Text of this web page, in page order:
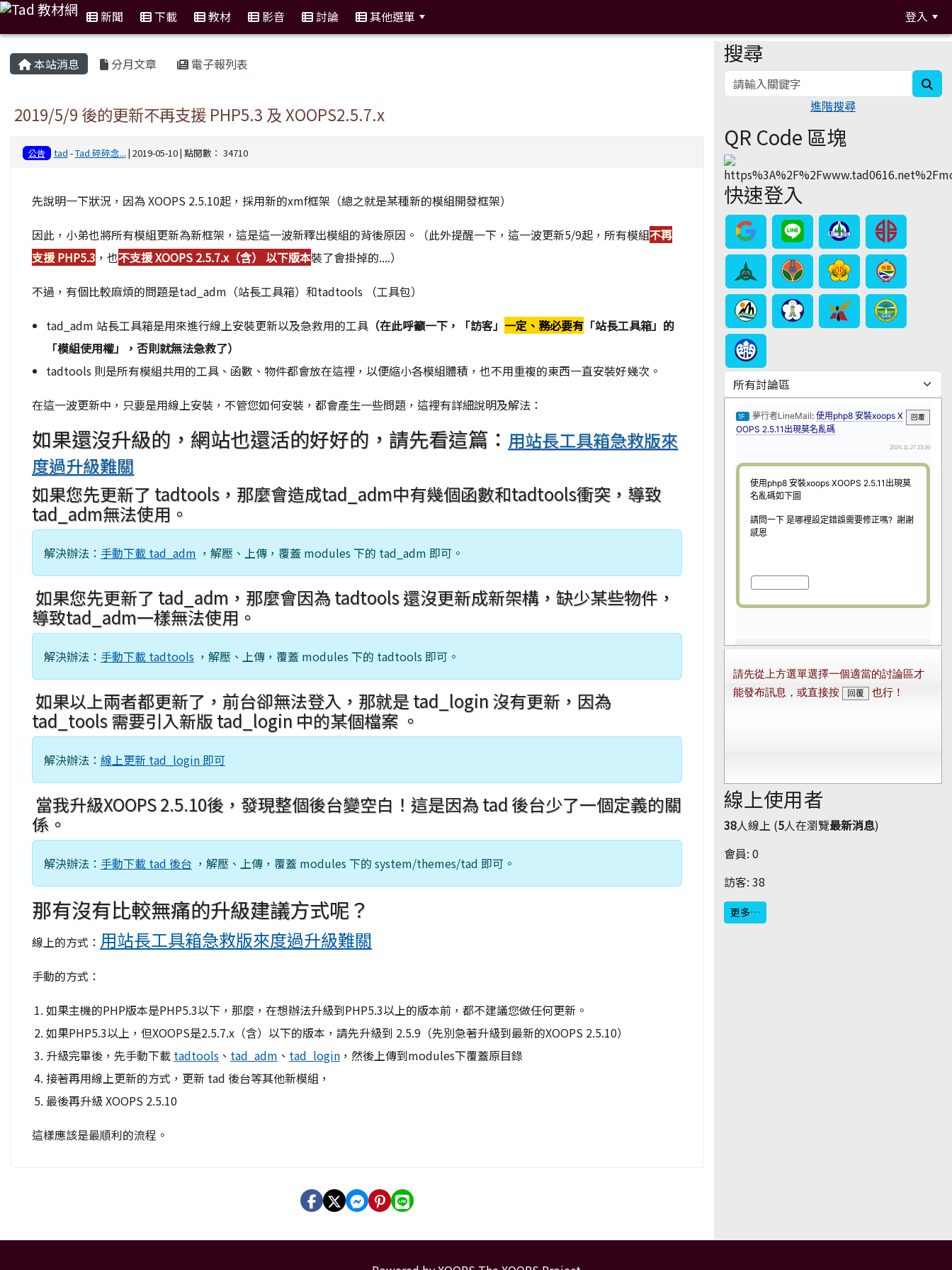
新聞 下載 教材 影音 討論 其他選單 登入
本站消息 分月文章 電子報列表
2019/5/9 後的更新不再支援 PHP5.3 及 XOOPS2.5.7.x
公告 tad -Tad 碎碎念... | 2019-05-10 | 點閱數： 34710
先說明一下狀況，因為 XOOPS 2.5.10起，採用新的xmf框架（總之就是某種新的模組開發框架）
因此，小弟也將所有模組更新為新框架，這是這一波新釋出模組的背後原因。（此外提醒一下，這一波更新5/9起，所有模組不再
支援 PHP5.3 ，也不支援 XOOPS 2.5.7.x（含） 以下版本裝了會掛掉的....）
不過，有個比較麻煩的問題是tad_adm（站長工具箱）和tadtools （工具包）
tad_adm 站長工具箱是用來進行線上安裝更新以及急救用的工具 （在此呼籲一下，「訪客」 一定、務必要有 「站長工具箱」的
「模組使用權」，否則就無法急救了）
tadtools 則是所有模組共用的工具、函數、物件都會放在這裡，以便縮小各模組體積，也不用重複的東西一直安裝好幾次。
在這一波更新中，只要是用線上安裝，不管您如何安裝，都會產生一些問題，這裡有詳細說明及解法：
如果還沒升級的，網站也還活的好好的，請先看這篇： 用站長工具箱急救版來
度過升級難關
如果您先更新了 tadtools，那麼會造成tad_adm中有幾個函數和tadtools衝突，導致
tad_adm無法使用。
解決辦法 ： 手動下載 tad_adm ，解壓、上傳，覆蓋 modules 下的 tad_adm 即可。
如果您先更新了 tad_adm，那麼會因為 tadtools 還沒更新成新架構，缺少某些物件，
導致tad_adm一樣無法使用。
解決辦法 ： 手動下載 tadtools ，解壓、上傳，覆蓋 modules 下的 tadtools 即可。
如果以上兩者都更新了，前台卻無法登入，那就是 tad_login 沒有更新，因為
tad_tools 需要引入新版 tad_login 中的某個檔案 。
解決辦法 ： 線上更新 tad_login 即可
當我升級XOOPS 2.5.10後，發現整個後台變空白！這是因為 tad 後台少了一個定義的關
係。
解決辦法 ： 手動下載 tad 後台 ，解壓、上傳，覆蓋 modules 下的 system/themes/tad 即可。
那有沒有比較無痛的升級建議方式呢？
線上的方式： 用站長工具箱急救版來度過升級難關
手動的方式：
如果主機的PHP版本是PHP5.3以下，那麼，在想辦法升級到PHP5.3以上的版本前，都不建議您做任何更新。
如果PHP5.3以上，但XOOPS是2.5.7.x（含）以下的版本，請先升級到 2.5.9（先別急著升級到最新的XOOPS 2.5.10）
升級完畢後，先手動下載 tadtools 、 tad_adm 、 tad_login ，然後上傳到modules下覆蓋原目錄
接著再用線上更新的方式，更新 tad 後台等其他新模組，
最後再升級 XOOPS 2.5.10
這樣應該是最順利的流程。
:::
搜尋
進階搜尋
QR Code 區塊
快速登入
線上使用者
38人線上 (5人在瀏覽最新消息)
會員: 0
訪客: 38
更多…